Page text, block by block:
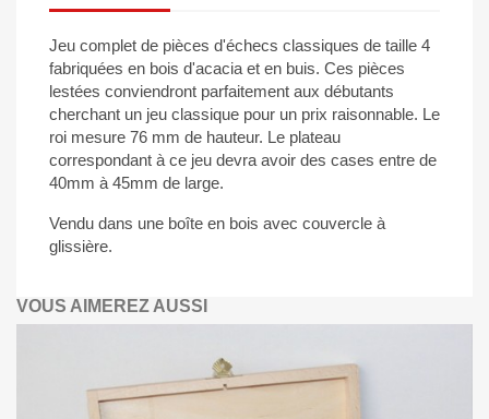
Jeu complet de pièces d'échecs classiques de taille 4
fabriquées en bois d'acacia et en buis. Ces pièces
lestées conviendront parfaitement aux débutants
cherchant un jeu classique pour un prix raisonnable. Le
roi mesure 76 mm de hauteur. Le plateau
correspondant à ce jeu devra avoir des cases entre de
40mm à 45mm de large.
Vendu dans une boîte en bois avec couvercle à
glissière.
VOUS AIMEREZ AUSSI